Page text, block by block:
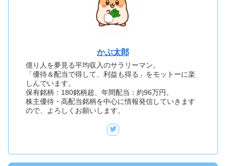
かぶ太郎
億り人を夢見る平均収入のサラリーマン。
「優待＆配当で得して、利益も得る」をモットーに楽
しんでいます。
保有銘柄：180銘柄超、年間配当：約96万円。
株主優待・高配当銘柄を中心に情報発信していきます
ので、よろしくお願いします。